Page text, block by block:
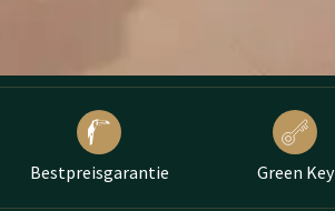
Bestpreisgarantie Green Key